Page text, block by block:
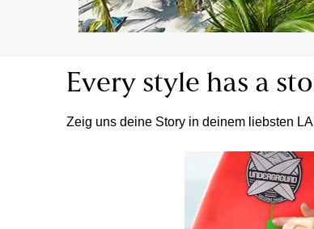
Every style has a
Zeig uns deine Story in deinem liebsten